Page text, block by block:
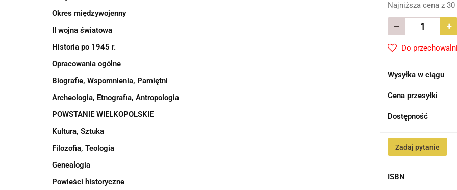
Okres międzywojenny
II wojna światowa
Historia po 1945 r.
Opracowania ogólne
Biografie, Wspomnienia, Pamiętni
Archeologia, Etnografia, Antropologia
POWSTANIE WIELKOPOLSKIE
Kultura, Sztuka
Filozofia, Teologia
Genealogia
Powieści historyczne
Najniższa cena z
Do przechowalni
Wysyłka w ciągu
Cena przesyłki
Dostępność
Zadaj pytanie
ISBN